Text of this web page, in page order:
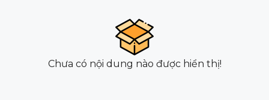
Chưa có nội dung nào được hiển thị!